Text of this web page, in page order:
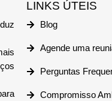
LINKS ÚTEIS
Blog
Agende uma
Perguntas
Compromisso